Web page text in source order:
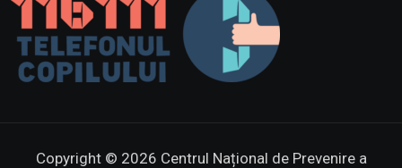
Copyright © 2026 Centrul Național de Prevenire a